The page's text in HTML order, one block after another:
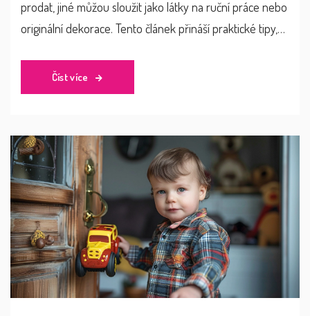
prodat, jiné můžou sloužit jako látky na ruční práce nebo
originální dekorace. Tento článek přináší praktické tipy,
nebo se ho zbavit ekologickým způsobem. Nabídneme
pár nápadů, které nejen pomohou uvolnit místo, ale
Číst více